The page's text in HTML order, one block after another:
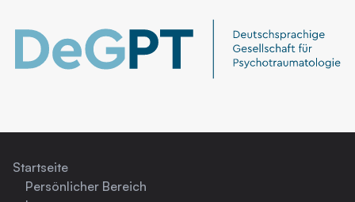
Startseite
Persönlicher Bereich